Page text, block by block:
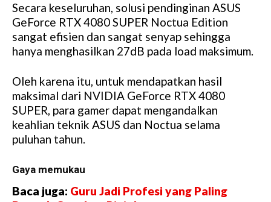
Secara keseluruhan, solusi pendinginan ASUS
GeForce RTX 4080 SUPER Noctua Edition
sangat efisien dan sangat senyap sehingga
hanya menghasilkan 27dB pada load maksimum.
Oleh karena itu, untuk mendapatkan hasil
maksimal dari NVIDIA GeForce RTX 4080
SUPER, para gamer dapat mengandalkan
keahlian teknik ASUS dan Noctua selama
puluhan tahun.
Gaya memukau
Baca juga: Guru Jadi Profesi yang Paling